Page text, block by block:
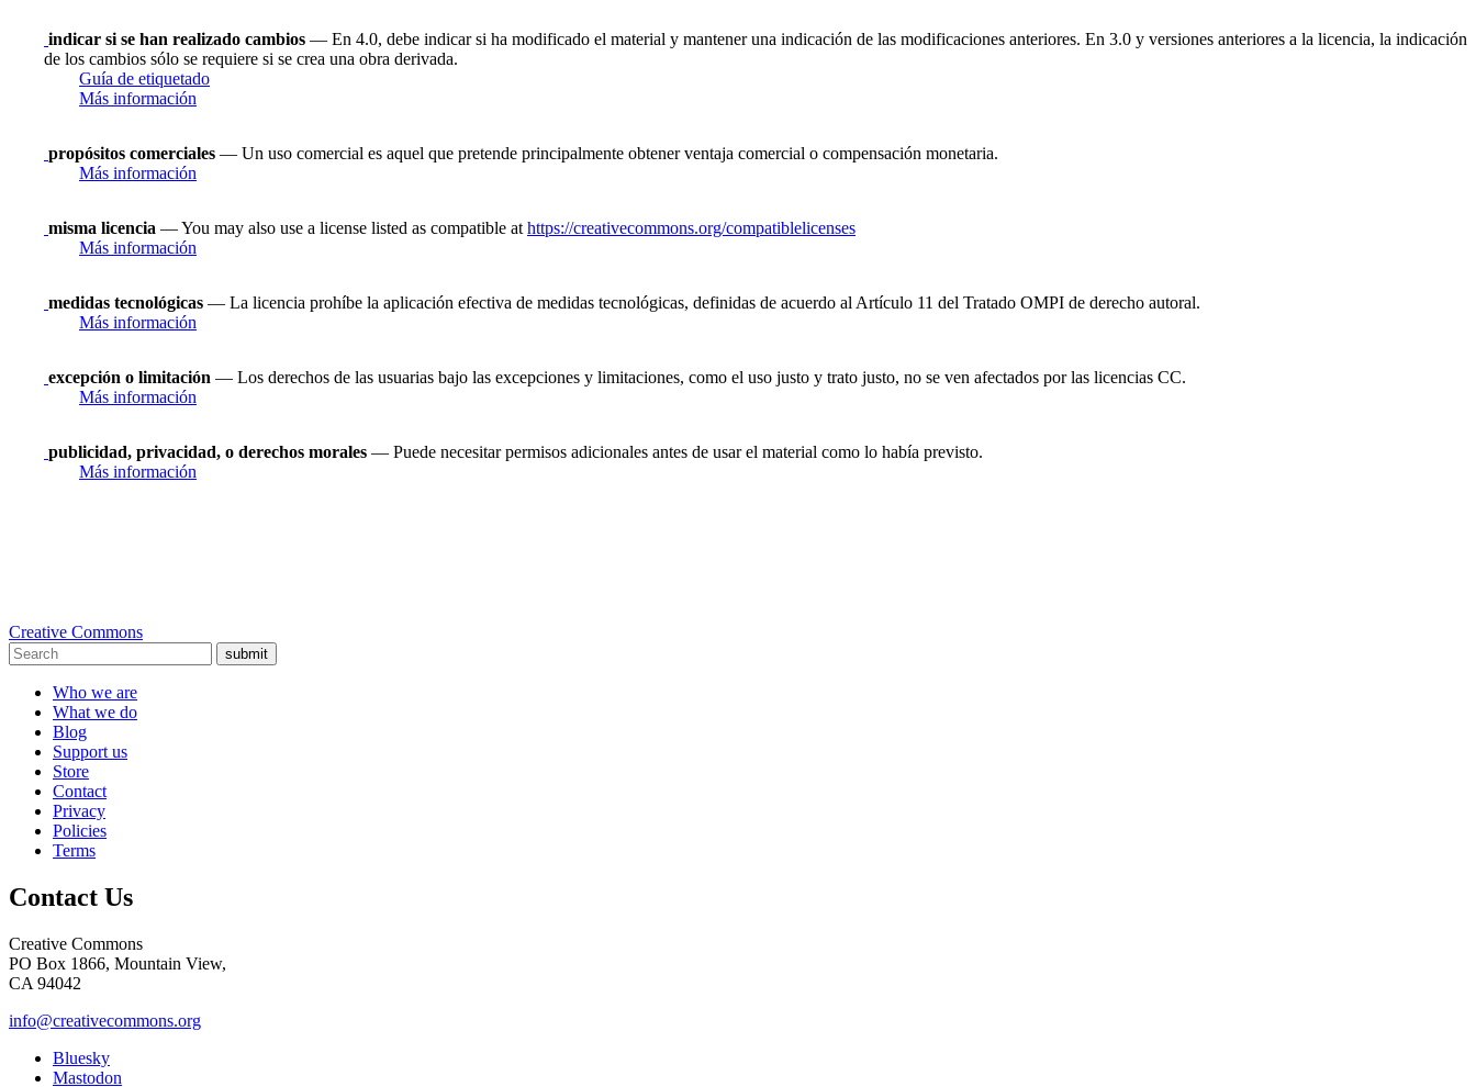
indicar si se han realizado cambios — En 4.0, debe indicar si ha modificado el material y mantener una indicación de las modificaciones anteriores. En 3.0 y versiones anteriores a la licencia, la indicación
de los cambios sólo se requiere si se crea una obra derivada.
Guía de etiquetado
Más información
propósitos comerciales — Un uso comercial es aquel que pretende principalmente obtener ventaja comercial o compensación monetaria.
Más información
misma licencia — You may also use a license listed as compatible at https://creativecommons.org/compatiblelicenses
Más información
medidas tecnológicas — La licencia prohíbe la aplicación efectiva de medidas tecnológicas, definidas de acuerdo al Artículo 11 del Tratado OMPI de derecho autoral.
Más información
excepción o limitación — Los derechos de las usuarias bajo las excepciones y limitaciones, como el uso justo y trato justo, no se ven afectados por las licencias CC.
Más información
publicidad, privacidad, o derechos morales — Puede necesitar permisos adicionales antes de usar el material como lo había previsto.
Más información
Creative Commons
submit
Who we are
What we do
Blog
Support us
Store
Contact
Privacy
Policies
Terms
Contact Us
Creative Commons
PO Box 1866, Mountain View,
CA 94042
info@creativecommons.org
Bluesky
Mastodon